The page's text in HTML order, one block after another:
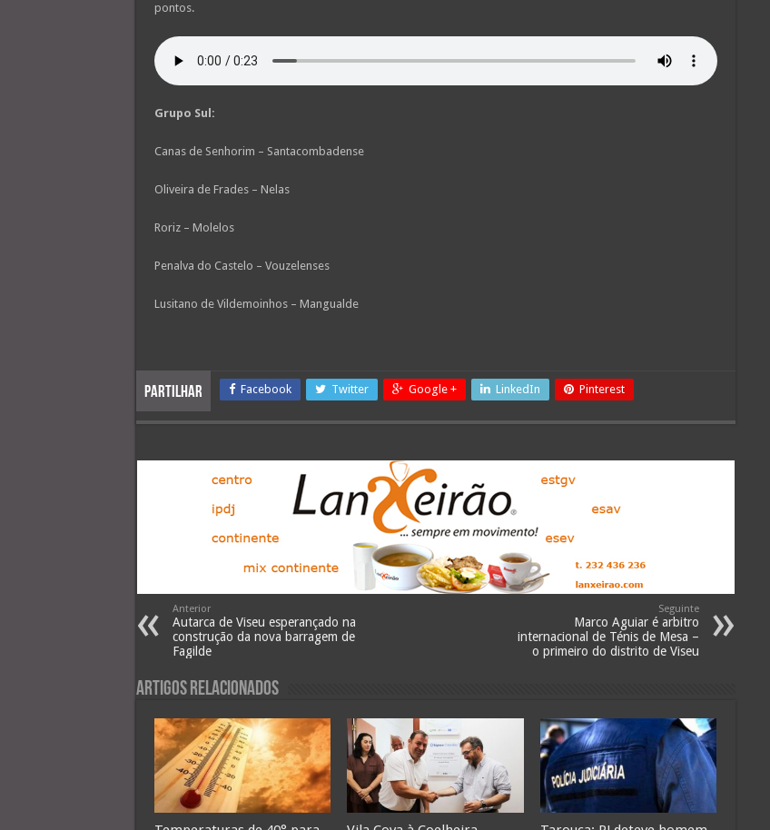
pontos.
Grupo Sul:
Canas de Senhorim – Santacombadense
Oliveira de Frades – Nelas
Roriz – Molelos
Penalva do Castelo – Vouzelenses
Lusitano de Vildemoinhos – Mangualde
Partilhar Facebook Twitter Google + LinkedIn Pinterest
Anterior
Autarca de Viseu esperançado na
construção da nova barragem de
Fagilde
Seguinte
Marco Aguiar é arbitro
internacional de Ténis de Mesa –
o primeiro do distrito de Viseu
Artigos Relacionados